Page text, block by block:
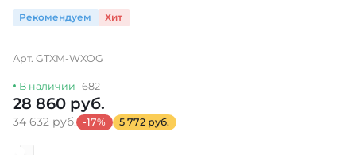
Рекомендуем Хит
Арт. GTXM-WXOG
В наличии 682
28 860 руб.
34 632 руб. -17% 5 772 руб.